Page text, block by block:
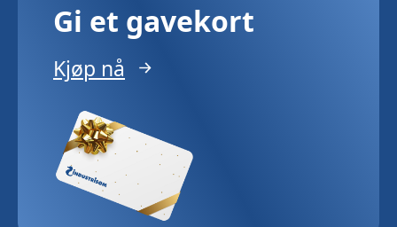
Gi et gavekort
Kjøp nå